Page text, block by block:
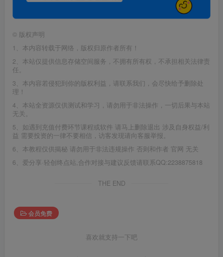
© 版权声明
1、本内容转载于网络，版权归原作者所有！
2、本站仅提供信息存储空间服务，不拥有所有权，不承担相关法律责
任。
3、本内容若侵犯到你的版权利益，请联系我们，会尽快给予删除处
理！
4、本站全资源仅供测试和学习，请勿用于非法操作，一切后果与本站
无关。
5、如遇到充值付费环节课程或软件 请马上删除退出 涉及自身权益/利
益 需要投资的一律不要相信，访客发现请向客服举报。
6、本教程仅供揭秘 请勿用于非法违规操作 否则和作者 官网 无关
6、爱分享·轻创终点站,合作对接与建议反馈请联系QQ:2238875818
THE END
会员免费
喜欢就支持一下吧